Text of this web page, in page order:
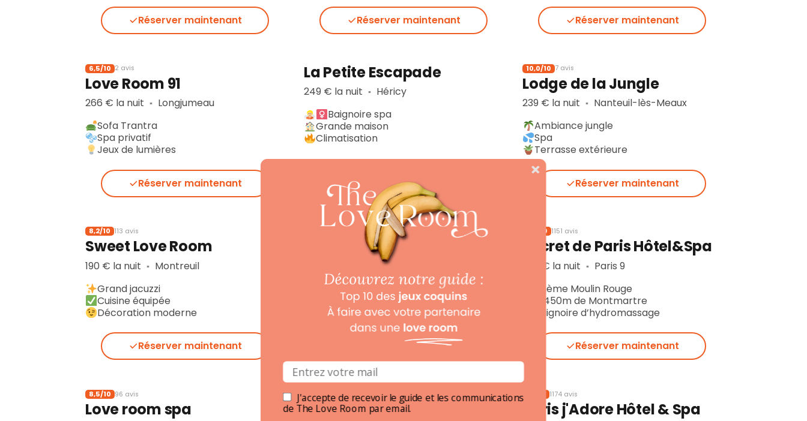
Réserver maintenant Réserver maintenant Réserver maintenant
6,5/10 2 avis
Love Room 91
266 € la nuit ▪︎ Longjumeau
Sofa Trantra
Spa privatif
Jeux de lumières
Réserver maintenant
La Petite Escapade
249 € la nuit ▪︎ Héricy
Baignoire spa
Grande maison
Climatisation
Réserver maintenant
10,0/10 7 avis
Lodge de la Jungle
239 € la nuit ▪︎ Nanteuil-lès-Meaux
Ambiance jungle
Spa
Terrasse extérieure
Réserver maintenant
8,2/10 113 avis
Sweet Love Room
190 € la nuit ▪︎ Montreuil
Grand jacuzzi
Cuisine équipée
Décoration moderne
Réserver maintenant
Monti-love
Montivilliers (11 km)
Décoration chaleureuse
Spa privatif
Lit King Size
Réserver maintenant
8,9/10 1151 avis
Secret de Paris Hôtel&Spa
295 € la nuit ▪︎ Paris 9
Thème Moulin Rouge
À 450m de Montmartre
Baignoire d’hydromassage
Réserver maintenant
8,5/10 96 avis
Love room spa
6,9/10 108 avis
Guernica Apartment
1174 avis
Paris j'Adore Hôtel & Spa
J'accepte de recevoir le guide et les communications
de The Love Room par email.